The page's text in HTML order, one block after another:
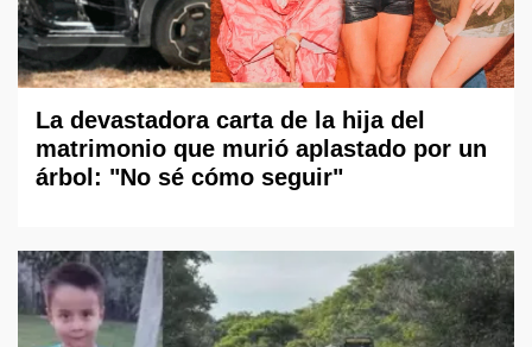
La devastadora carta de la hija del
matrimonio que murió aplastado por un
árbol: "No sé cómo seguir"